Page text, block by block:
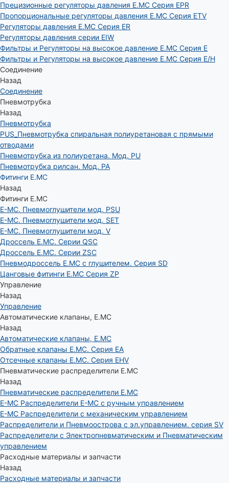
Прецизионные регуляторы давления E.MC Серия EPR
Пропорциональные регуляторы давления E.MC Серия ETV
Регуляторы давления E.MC Серия ER
Регуляторы давления серии EIW
Фильтры и Регуляторы на высокое давление E.MC Серия E
Фильтры и Регуляторы на высокое давление E.MC Серия E/H
Соединение
Назад
Соединение
Пневмотрубка
Назад
Пневмотрубка
PUS_Пневмотрубка спиральная полиуретановая с прямыми
отводами
Пневмотрубка из полиуретана. Мод. РU
Пневмотрубка рилсан. Мод. PA
Фитинги E.MC
Назад
Фитинги E.MC
E-MC. Пневмоглушители мод. PSU
E-MC. Пневмоглушители мод. SET
E-MC. Пневмоглушители мод. V
Дроссель E.MC. Серии QSC
Дроссель E.MC. Серии ZSC
Пневмодроссель E.MC с глушителем. Серия SD
Цанговые фитинги E.MC Серия ZP
Управление
Назад
Управление
Автоматические клапаны, Е.МС
Назад
Автоматические клапаны, Е.МС
Обратные клапаны E.MC. Серия EA
Отсечные клапаны E.MC. Серия EHV
Пневматические распределители E.MC
Назад
Пневматические распределители E.MC
E-MC Распределители E-MC с ручным управлением
E-MC Распределители с механическим управлением
Распределители и Пневмоострова с эл.управлением. серия SV
Распределители с Электропневматическим и Пневматическим
управлением
Расходные материалы и запчасти
Назад
Расходные материалы и запчасти